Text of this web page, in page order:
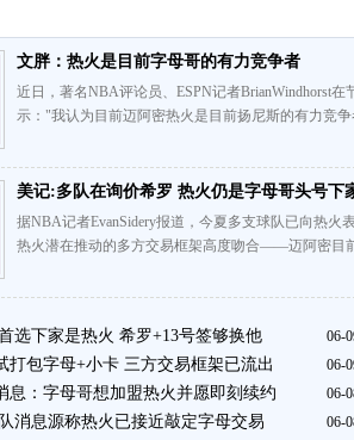
文胖：热火是目前字母哥的有力竞争者
近日，著名NBA评论员、ESPN记者BrianWindhorst
示："我认为目前迈阿密热火是目前扬尼斯的有力竞
美记:多队在询价希罗 热火仍是字母哥头号下
据NBA记者EvanSidery报道，今夏多支球队已向热火
热火潜在推动的多方交易框架高度吻合——迈阿密目
选下家是热火 希罗+13号签够换他 06-
打包字母+小卡 三方交易框架已流出 06-
息：字母哥想加盟热火并愿即刻续约 06-
消息源称热火已接近敲定字母交易 06-